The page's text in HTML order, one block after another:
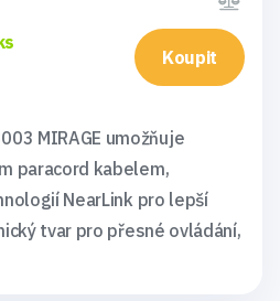
Koupit
MIRAGE umožňuje
paracord kabelem,
NearLink pro lepší
tvar pro přesné ovládání,